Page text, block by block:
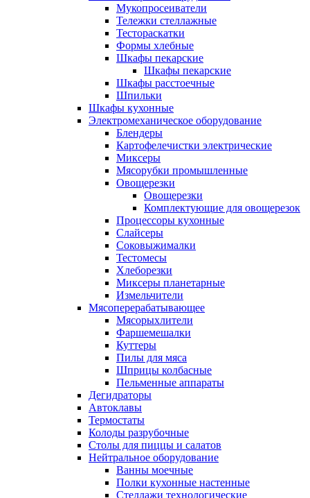
Мукопросеиватели
Тележки стеллажные
Тестораскатки
Формы хлебные
Шкафы пекарские
Шкафы пекарские
Шкафы расстоечные
Шпильки
Шкафы кухонные
Электромеханическое оборудование
Блендеры
Картофелечистки электрические
Миксеры
Мясорубки промышленные
Овощерезки
Овощерезки
Комплектующие для овощерезок
Процессоры кухонные
Слайсеры
Соковыжималки
Тестомесы
Хлеборезки
Миксеры планетарные
Измельчители
Мясоперерабатывающее
Мясорыхлители
Фаршемешалки
Куттеры
Пилы для мяса
Шприцы колбасные
Пельменные аппараты
Дегидраторы
Автоклавы
Термостаты
Колоды разрубочные
Столы для пиццы и салатов
Нейтральное оборудование
Ванны моечные
Полки кухонные настенные
Стеллажи технологические